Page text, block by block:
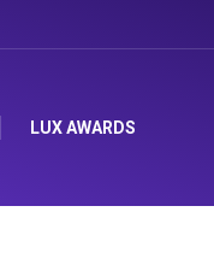
LUX AWARDS